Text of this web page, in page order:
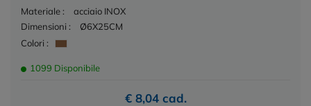
Materiale :
acciaio INOX
Dimensioni :
Ø6X25CM
Colori :
1099 Disponibile
€ 8,04 cad.